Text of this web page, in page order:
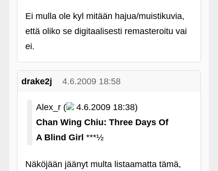
Ei mulla ole kyl mitään hajua/muistikuvia,
että oliko se digitaalisesti remasteroitu vai
ei.
drake2j 4.6.2009 18:58
Alex_r (
4.6.2009 18:38)
Chan Wing Chiu: Three Days Of
A Blind Girl ***½
Näköjään jäänyt multa listaamatta tämä,